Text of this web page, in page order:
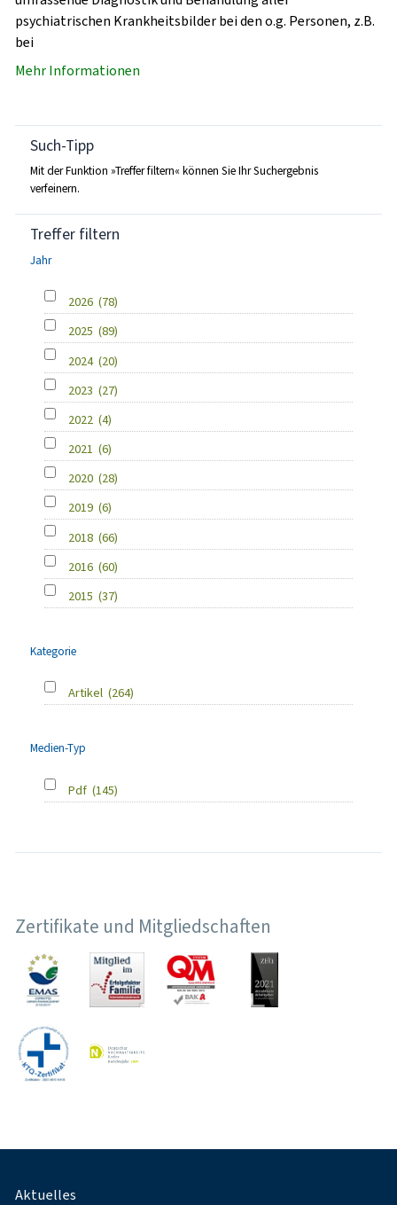
psychiatrischen Krankheitsbilder bei den o.g. Personen, z.B.
bei
Mehr Informationen
Such-Tipp
Mit der Funktion »Treffer filtern« können Sie Ihr Suchergebnis
verfeinern.
Treffer filtern
Jahr
2026 (78)
2025 (89)
2024 (20)
2023 (27)
2022 (4)
2021 (6)
2020 (28)
2019 (6)
2018 (66)
2016 (60)
2015 (37)
Kategorie
Artikel (264)
Medien-Typ
Pdf (145)
Zertifikate und Mitgliedschaften
Fußnavigation
Aktuelles